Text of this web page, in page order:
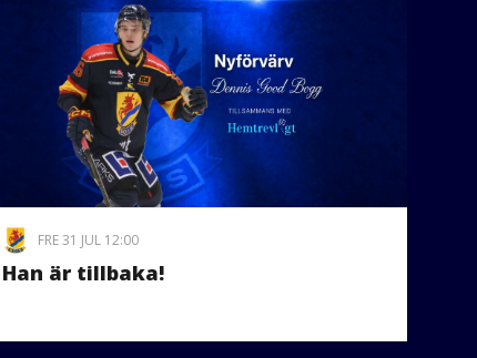
FRE 31 JUL 12:00
Han är tillbaka!